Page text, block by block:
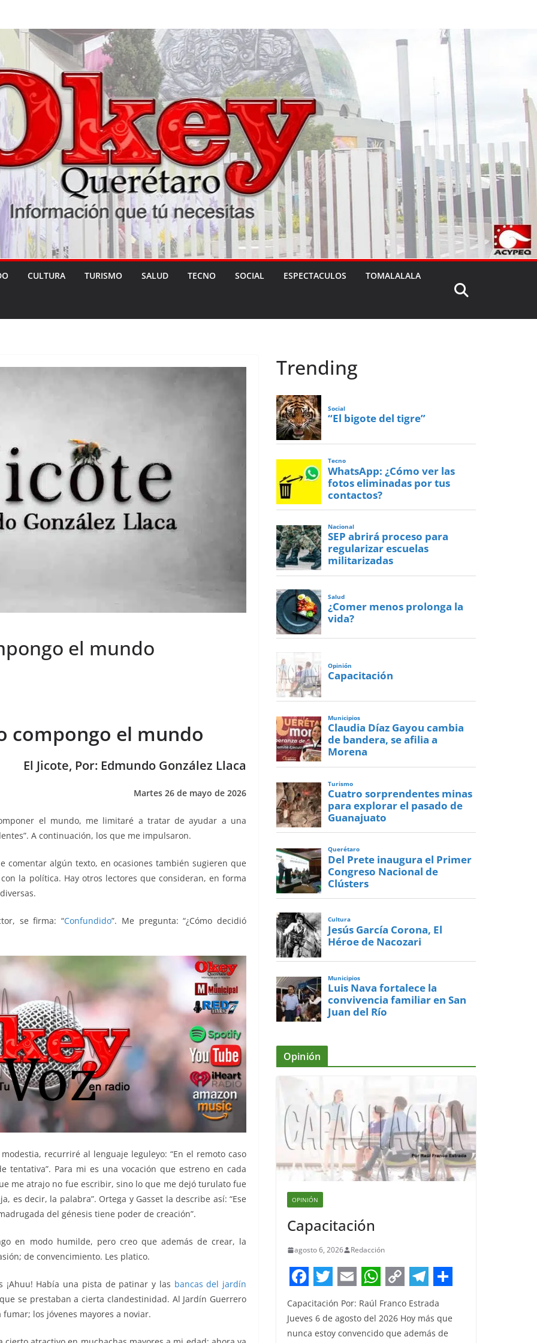
CULTURA TURISMO SALUD TECNO SOCIAL ESPECTACULOS TOMALALALA
el mundo
compongo el mundo
El Jicote, Por: Edmundo González Llaca
Martes 26 de mayo de 2026
el mundo, me limitaré a tratar de ayudar a una
A continuación, los que me impulsaron.
comentar algún texto, en ocasiones también sugieren que
la política. Hay otros lectores que consideran, en forma
se firma: “Confundido”. Me pregunta: “¿Cómo decidió
recurriré al lenguaje leguleyo: “En el remoto caso
tentativa”. Para mi es una vocación que estreno en cada
me atrajo no fue escribir, sino lo que me dejó turulato fue
es decir, la palabra”. Ortega y Gasset la describe así: “Ese
del génesis tiene poder de creación”.
en modo humilde, pero creo que además de crear, la
de convencimiento. Les platico.
¡Ahuu! Había una pista de patinar y las bancas del jardín
se prestaban a cierta clandestinidad. Al Jardín Guerrero
los jóvenes mayores a noviar.
Trending
Social
“El bigote del tigre”
Tecno
WhatsApp: ¿Cómo ver las
fotos eliminadas por tus
contactos?
Nacional
SEP abrirá proceso para
regularizar escuelas
militarizadas
Salud
¿Comer menos prolonga la
vida?
Opinión
Capacitación
Municipios
Claudia Díaz Gayou cambia
de bandera, se afilia a
Morena
Turismo
Cuatro sorprendentes minas
para explorar el pasado de
Guanajuato
Querétaro
Del Prete inaugura el Primer
Congreso Nacional de
Clústers
Cultura
Jesús García Corona, El
Héroe de Nacozari
Municipios
Luis Nava fortalece la
convivencia familiar en San
Juan del Río
Opinión
OPINIÓN
Capacitación
agosto 6, 2026 Redacción
F
a
c
T
w
i
E
m
a
W
h
a
C
o
p
T
e
l
S
h
a
Capacitación Por: Raúl Franco Estrada
Jueves 6 de agosto del 2026 Hoy más que
nunca estoy convencido que además de